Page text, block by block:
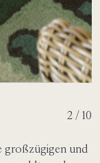
2 / 10
großzügigen und